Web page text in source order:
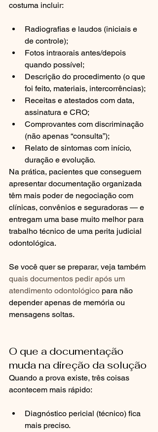
costuma incluir:
Radiografias e laudos (iniciais e
de controle);
Fotos intraorais antes/depois
quando possível;
Descrição do procedimento (o que
foi feito, materiais, intercorrências);
Receitas e atestados com data,
assinatura e CRO;
Comprovantes com discriminação
(não apenas “consulta”);
Relato de sintomas com início,
duração e evolução.
Na prática, pacientes que conseguem
apresentar documentação organizada
têm mais poder de negociação com
clínicas, convênios e seguradoras — e
entregam uma base muito melhor para
trabalho técnico de uma perita judicial
odontológica.
Se você quer se preparar, veja também
quais documentos pedir após um
atendimento odontológico para não
depender apenas de memória ou
mensagens soltas.
O que a documentação
muda na direção da solução
Quando a prova existe, três coisas
acontecem mais rápido:
Diagnóstico pericial (técnico) fica
mais preciso.